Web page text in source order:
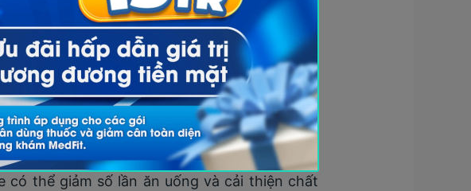
giả dược. Nghiên cứu này cũng chỉ ra rằng
nặng
sau khi đã giảm.
vào năm 2000 đã tổng hợp kết quả từ nhiều
giúp giảm 5-10% trọng lượng cơ thể, đồng
đường huyếtvà nồng độ lipid máu.
loạn ăn uống liên quan đến béo phì như rối
có thể giảm số lần ăn uống và cải thiện chất